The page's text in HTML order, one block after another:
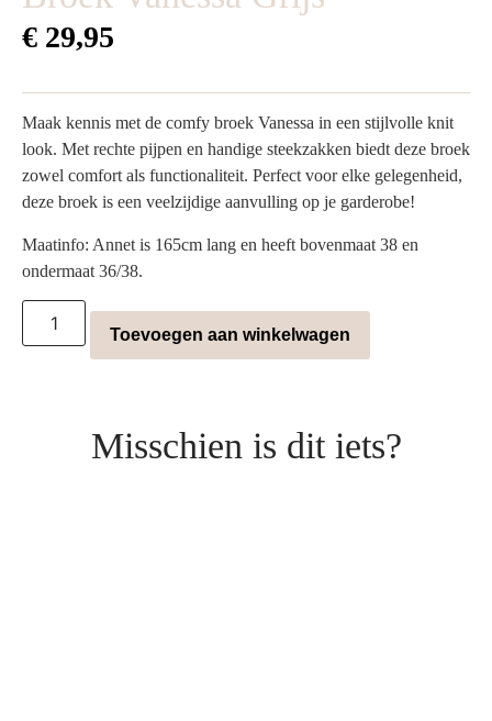
€ 29,95
Maak kennis met de comfy broek Vanessa in een stijlvolle knit
look. Met rechte pijpen en handige steekzakken biedt deze broek
zowel comfort als functionaliteit. Perfect voor elke gelegenheid,
deze broek is een veelzijdige aanvulling op je garderobe!
Maatinfo: Annet is 165cm lang en heeft bovenmaat 38 en
ondermaat 36/38.
Toevoegen aan winkelwagen
Misschien is dit iets?